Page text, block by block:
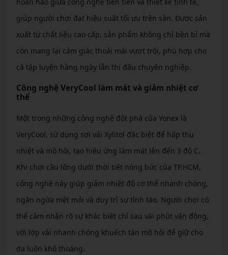
giúp người chơi đạt hiệu suất tối ưu trên sân. Được sản
xuất từ chất liệu cao cấp, sản phẩm không chỉ bền bỉ mà
còn mang lại cảm giác thoải mái vượt trội, phù hợp cho
cả tập luyện hàng ngày lẫn thi đấu chuyên nghiệp.
Công nghệ VeryCool làm mát và giảm nhiệt cơ
thể
Một trong những công nghệ đột phá của Yonex là
VeryCool, sử dụng sợi vải Xylitol đặc biệt để hấp thụ
nhiệt và mồ hôi, tạo hiệu ứng làm mát lên đến 3 độ C.
Khi chơi cầu lông dưới thời tiết nóng bức của TP.HCM,
công nghệ này giúp giảm nhiệt độ cơ thể nhanh chóng,
ngăn ngừa mệt mỏi và duy trì sự tỉnh táo. Người chơi có
thể cảm nhận rõ sự khác biệt chỉ sau vài phút vận động,
với lớp vải nhanh chóng khuếch tán mồ hôi để giữ cho
da luôn khô thoáng.